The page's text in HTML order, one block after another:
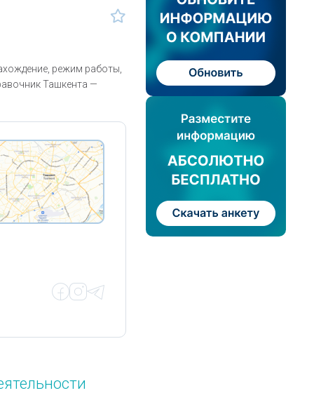
режим работы,
Ташкента —